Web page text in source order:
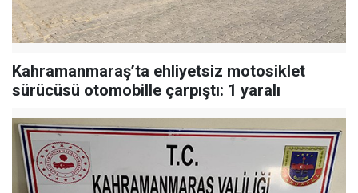
Kahramanmaraş’ta ehliyetsiz motosiklet
sürücüsü otomobille çarpıştı: 1 yaralı